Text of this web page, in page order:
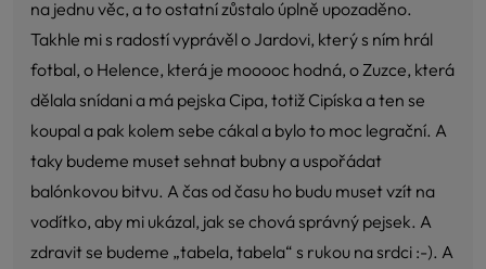
na jednu věc, a to ostatní zůstalo úplně upozaděno.
Takhle mi s radostí vyprávěl o Jardovi, který s ním hrál
fotbal, o Helence, která je mooooc hodná, o Zuzce, která
dělala snídani a má pejska Cipa, totiž Cipíska a ten se
koupal a pak kolem sebe cákal a bylo to moc legrační. A
taky budeme muset sehnat bubny a uspořádat
balónkovou bitvu. A čas od času ho budu muset vzít na
vodítko, aby mi ukázal, jak se chová správný pejsek. A
zdravit se budeme „tabela, tabela“ s rukou na srdci :-). A